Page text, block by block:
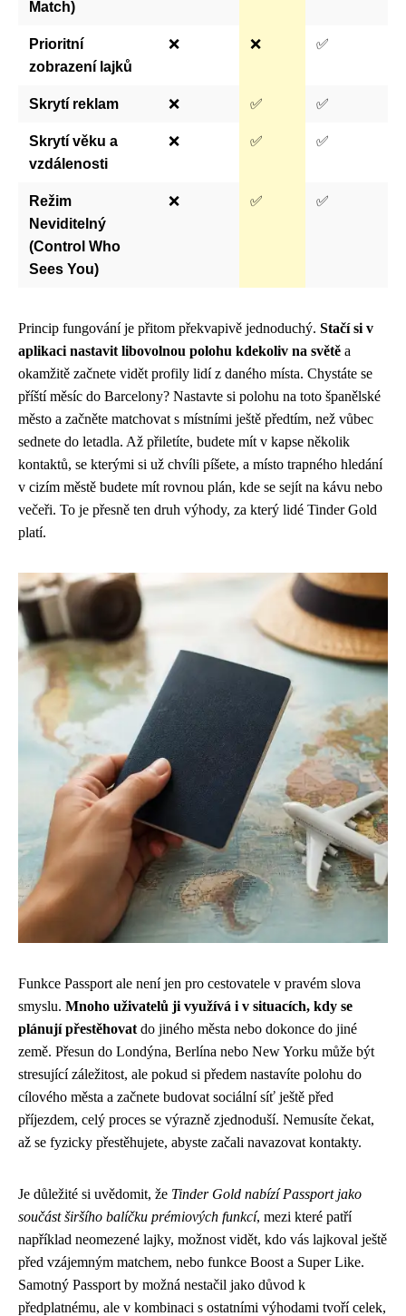
Match)
Prioritní
zobrazení lajků
❌ ❌ ✅
Skrytí reklam ❌ ✅ ✅
Skrytí věku a
vzdálenosti
❌ ✅ ✅
Režim
Neviditelný
(Control Who
Sees You)
❌ ✅ ✅
Princip fungování je přitom překvapivě jednoduchý. Stačí si v
aplikaci nastavit libovolnou polohu kdekoliv na světě a
okamžitě začnete vidět profily lidí z daného místa. Chystáte se
příští měsíc do Barcelony? Nastavte si polohu na toto španělské
město a začněte matchovat s místními ještě předtím, než vůbec
sednete do letadla. Až přiletíte, budete mít v kapse několik
kontaktů, se kterými si už chvíli píšete, a místo trapného hledání
v cizím městě budete mít rovnou plán, kde se sejít na kávu nebo
večeři. To je přesně ten druh výhody, za který lidé Tinder Gold
platí.
Funkce Passport ale není jen pro cestovatele v pravém slova
smyslu. Mnoho uživatelů ji využívá i v situacích, kdy se
plánují přestěhovat do jiného města nebo dokonce do jiné
země. Přesun do Londýna, Berlína nebo New Yorku může být
stresující záležitost, ale pokud si předem nastavíte polohu do
cílového města a začnete budovat sociální síť ještě před
příjezdem, celý proces se výrazně zjednoduší. Nemusíte čekat,
až se fyzicky přestěhujete, abyste začali navazovat kontakty.
Je důležité si uvědomit, že Tinder Gold nabízí Passport jako
součást širšího balíčku prémiových funkcí, mezi které patří
například neomezené lajky, možnost vidět, kdo vás lajkoval ještě
před vzájemným matchem, nebo funkce Boost a Super Like.
Samotný Passport by možná nestačil jako důvod k
předplatnému, ale v kombinaci s ostatními výhodami tvoří celek,